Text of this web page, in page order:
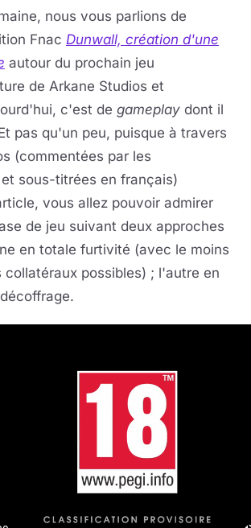
nous vous parlions de
Fnac Dunwall, création d'une
autour du prochain jeu
de Arkane Studios et
c'est de gameplay dont il
pas qu'un peu, puisque à travers
(commentées par les
sous-titrées en français)
vous allez pouvoir admirer
de jeu suivant deux approches
en totale furtivité (avec le moins
collatéraux possibles) ; l'autre en